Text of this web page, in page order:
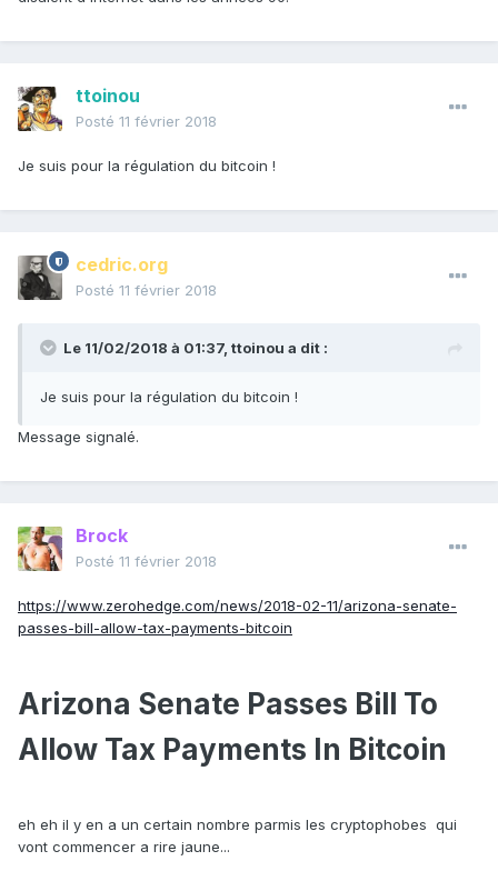
ttoinou
Posté 11 février 2018
Je suis pour la régulation du bitcoin !
cedric.org
Posté 11 février 2018
Le 11/02/2018 à 01:37, ttoinou a dit :
Je suis pour la régulation du bitcoin !
Message signalé.
Brock
Posté 11 février 2018
https://www.zerohedge.com/news/2018-02-11/arizona-senate-
passes-bill-allow-tax-payments-bitcoin
Arizona Senate Passes Bill To
Allow Tax Payments In Bitcoin
eh eh il y en a un certain nombre parmis les cryptophobes qui
vont commencer a rire jaune...